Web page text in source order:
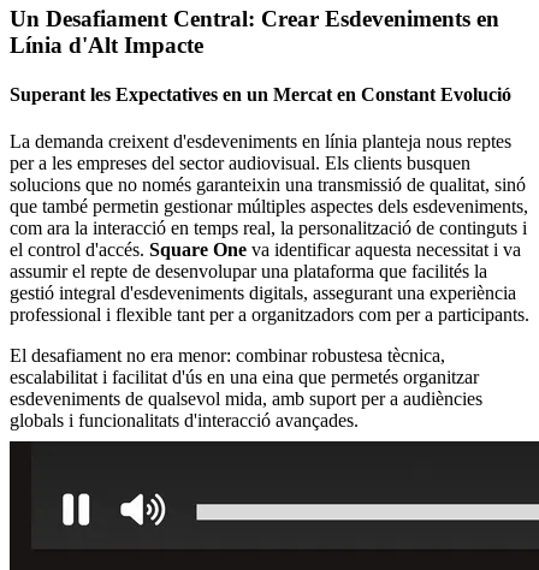
Un Desafiament Central: Crear Esdeveniments en
Línia d'Alt Impacte
Superant les Expectatives en un Mercat en Constant Evolució
La demanda creixent d'esdeveniments en línia planteja nous reptes
per a les empreses del sector audiovisual. Els clients busquen
solucions que no només garanteixin una transmissió de qualitat, sinó
que també permetin gestionar múltiples aspectes dels esdeveniments,
com ara la interacció en temps real, la personalització de continguts i
el control d'accés. Square One va identificar aquesta necessitat i va
assumir el repte de desenvolupar una plataforma que facilités la
gestió integral d'esdeveniments digitals, assegurant una experiència
professional i flexible tant per a organitzadors com per a participants.
El desafiament no era menor: combinar robustesa tècnica,
escalabilitat i facilitat d'ús en una eina que permetés organitzar
esdeveniments de qualsevol mida, amb suport per a audiències
globals i funcionalitats d'interacció avançades.